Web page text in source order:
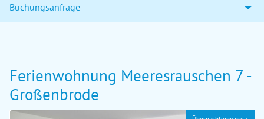
Buchungsanfrage
Ferienwohnung Meeresrauschen 7 -
Großenbrode